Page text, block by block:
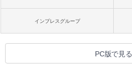
インプレスグループ
PC版で見る